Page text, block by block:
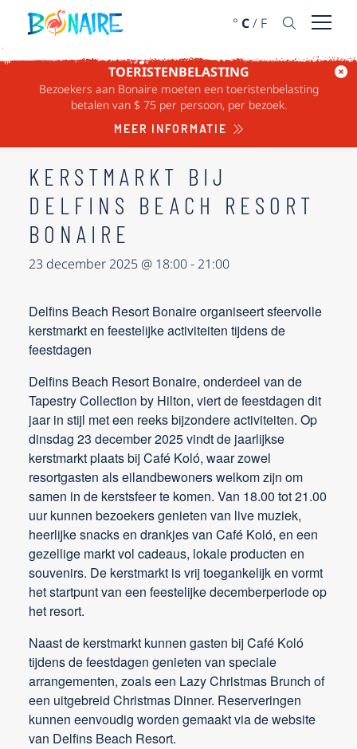
DOORGAAN NAAR ARTIKEL
° C/ F Menu
TOERISTENBELASTING
Bezoekers aan Bonaire moeten een toeristenbelasting
betalen van $ 75 per persoon, per bezoek.
MEER INFORMATIE
« ALLE EVENEMENTEN
Dit evenement is voorbij.
KERSTMARKT BIJ
DELFINS BEACH RESORT
BONAIRE
23 december 2025 @ 18:00-21:00
Delfins Beach Resort Bonaire organiseert sfeervolle
kerstmarkt en feestelijke activiteiten tijdens de
feestdagen
Delfins Beach Resort Bonaire, onderdeel van de
Tapestry Collection by Hilton, viert de feestdagen dit
jaar in stijl met een reeks bijzondere activiteiten. Op
dinsdag 23 december 2025 vindt de jaarlijkse
kerstmarkt plaats bij Café Koló, waar zowel
resortgasten als eilandbewoners welkom zijn om
samen in de kerstsfeer te komen. Van 18.00 tot 21.00
uur kunnen bezoekers genieten van live muziek,
heerlijke snacks en drankjes van Café Koló, en een
gezellige markt vol cadeaus, lokale producten en
souvenirs. De kerstmarkt is vrij toegankelijk en vormt
het startpunt van een feestelijke decemberperiode op
het resort.
Naast de kerstmarkt kunnen gasten bij Café Koló
tijdens de feestdagen genieten van speciale
arrangementen, zoals een Lazy Christmas Brunch of
een uitgebreid Christmas Dinner. Reserveringen
kunnen eenvoudig worden gemaakt via de website
van Delfins Beach Resort.